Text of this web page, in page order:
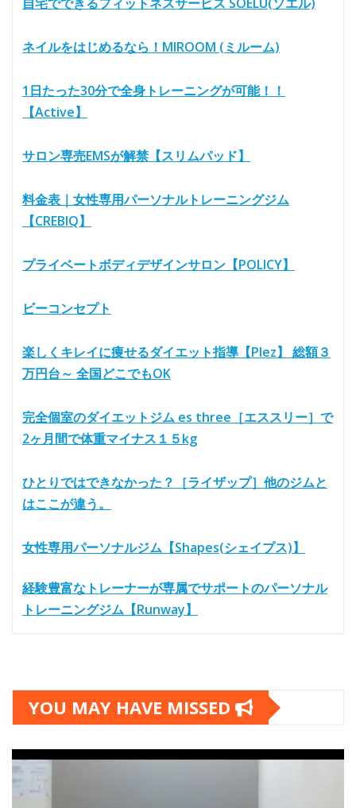
ネイルをはじめるなら！MIROOM (ミルーム)
1日たった30分で全身トレーニングが可能！！
【Active】
サロン専売EMSが解禁【スリムパッド】
料金表｜女性専用パーソナルトレーニングジム
【CREBIQ】
プライベートボディデザインサロン【POLICY】
ビーコンセプト
楽しくキレイに痩せるダイエット指導【Plez】 総額３
万円台～ 全国どこでもOK
完全個室のダイエットジム es three［エススリー］で
2ヶ月間で体重マイナス１５kg
ひとりではできなかった？［ライザップ］他のジムと
はここが違う。
女性専用パーソナルジム【Shapes(シェイプス)】
経験豊富なトレーナーが専属でサポートのパーソナル
トレーニングジム【Runway】
YOU MAY HAVE MISSED